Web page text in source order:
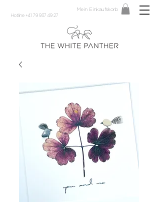
Hotline +41 79 937 49 27
Mein Einkaufskorb